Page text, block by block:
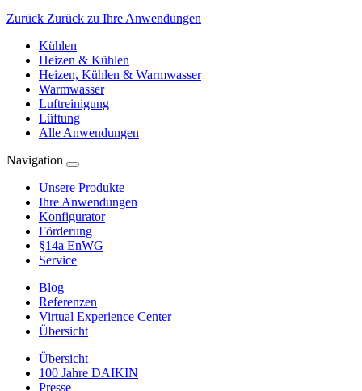
Zurück Zurück zu Ihre Anwendungen
Kühlen
Heizen & Kühlen
Heizen, Kühlen & Warmwasser
Warmwasser
Luftreinigung
Lüftung
Alle Anwendungen
Navigation
Unsere Produkte
Ihre Anwendungen
Konfigurator
Förderung
§14a EnWG
Service
Blog
Referenzen
Virtual Experience Center
Übersicht
Übersicht
100 Jahre DAIKIN
Presse